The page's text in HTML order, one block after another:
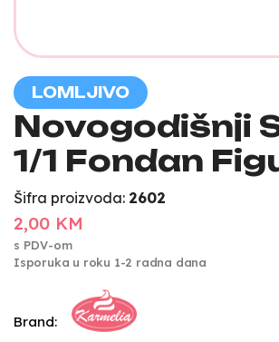
LOMLJIVO
Novogodišnji
1/1 Fondan
Šifra proizvoda: 2602
2,00 KM
s PDV-om
Isporuka u roku 1-2 radna dana
Brand: